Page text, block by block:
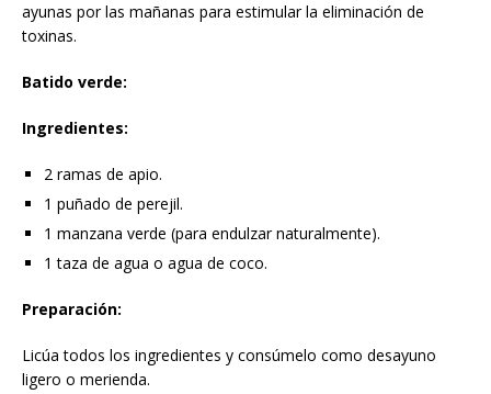
ayunas por las mañanas para estimular la eliminación de
toxinas.
Batido verde:
Ingredientes:
2 ramas de apio.
1 puñado de perejil.
1 manzana verde (para endulzar naturalmente).
1 taza de agua o agua de coco.
Preparación:
Licúa todos los ingredientes y consúmelo como desayuno
ligero o merienda.